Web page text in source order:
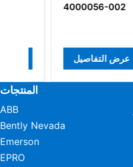
4000056-002
عرض التفاصيل
المنتجات
ABB
Bently Nevada
Emerson
EPRO